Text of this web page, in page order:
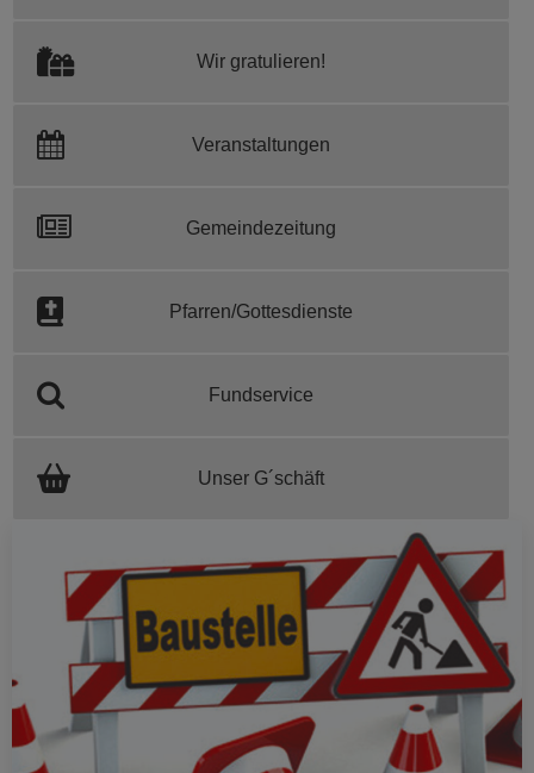
Wir gratulieren!
Veranstaltungen
Gemeindezeitung
Pfarren/Gottesdienste
Fundservice
Unser G´schäft